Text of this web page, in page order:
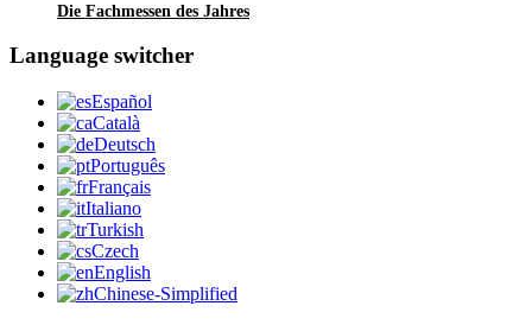
Die Fachmessen des Jahres
Language switcher
Español
Català
Deutsch
Português
Français
Italiano
Turkish
Czech
English
Chinese-Simplified